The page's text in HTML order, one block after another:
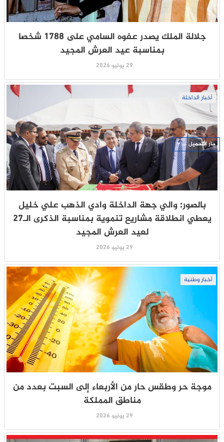
جلالة الملك يصدر عفوه السامي على 1788 شخصا
بمناسبة عيد العرش المجيد
29 يوليو 2026
أخبار الداخلة
بالصور: والي جهة الداخلة وادي الذهب علي خليل
يعطي انطلاقة مشاريع تنموية بمناسبة الذكرى الـ27
لعيد العرش المجيد
29 يوليو 2026
أخبار وطنية
موجة حر وطقس حار من الأربعاء إلى السبت بعدد من
مناطق المملكة
29 يوليو 2026
جار التحميل ...